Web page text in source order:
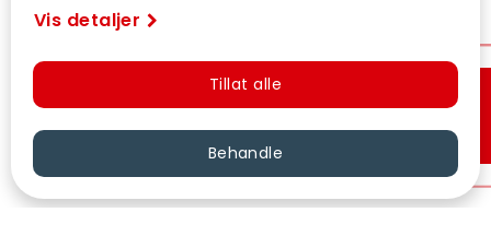
Vis detaljer
Tillat alle
Behandle Hurtigkjøp